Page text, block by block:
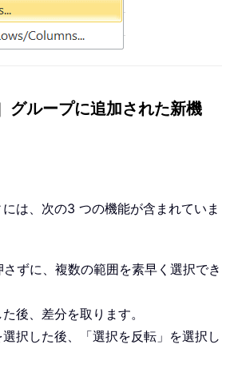
グループに追加された新機
は、次の3 つの機能が含まれていま
ずに、複数の範囲を素早く選択でき
後、差分を取ります。
択した後、「選択を反転」を選択し